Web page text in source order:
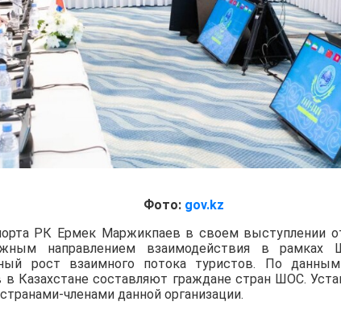
Фото: gov.kz
РК Ермек Маржикпаев в своем выступлении
направлением взаимодействия в
рост взаимного потока туристов. По
в Казахстане составляют граждане стран ШОС.
членами данной организации.